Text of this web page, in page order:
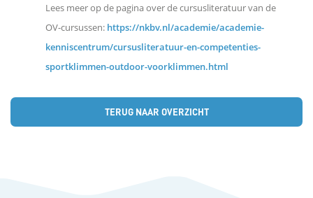
Lees meer op de pagina over de cursusliteratuur van de
OV-cursussen: https://nkbv.nl/academie/academie-
kenniscentrum/cursusliteratuur-en-competenties-
sportklimmen-outdoor-voorklimmen.html
TERUG NAAR OVERZICHT